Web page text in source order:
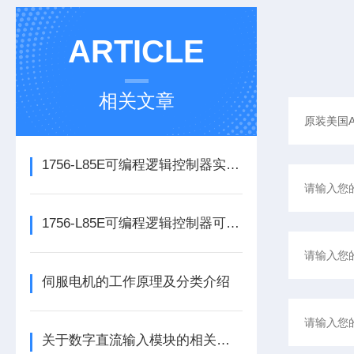
ARTICLE
相关文章
1756-L85E可编程逻辑控制器实操应用常见问题分析及解决方法探讨
1756-L85E可编程逻辑控制器可满足多行业自动化精准控制需求
伺服电机的工作原理及分类介绍
关于数字直流输入模块的相关介绍